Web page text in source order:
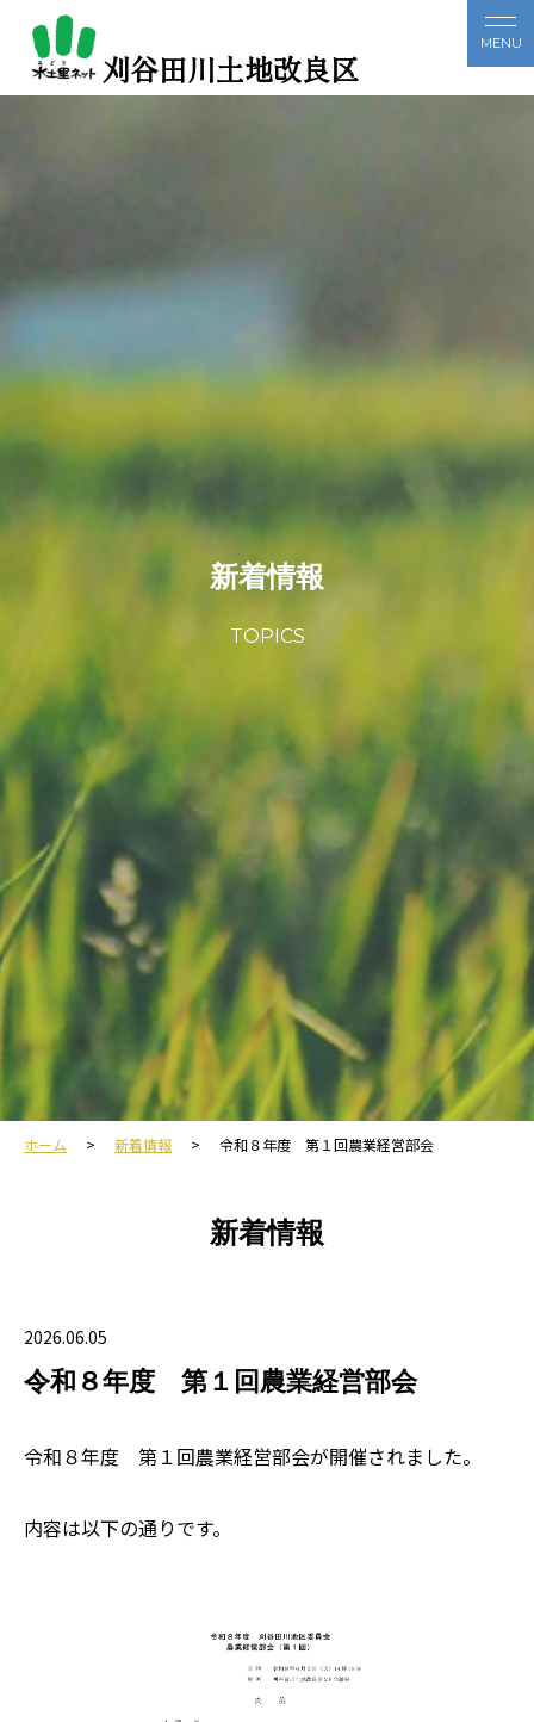
刈谷田川土地改良区
新着情報
TOPICS
ホーム 新着情報 令和８年度 第１回農業経営部会
新着情報
2026.06.05
令和８年度 第１回農業経営部会
令和８年度 第１回農業経営部会が開催されました。
内容は以下の通りです。